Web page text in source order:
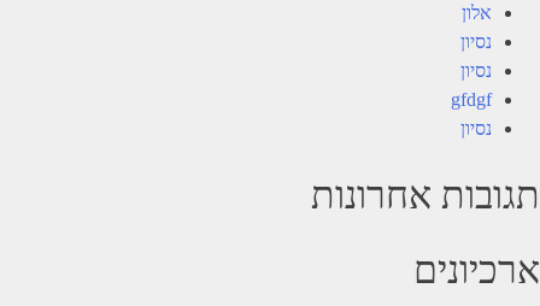
אלון
נסיון
נסיון
gfdgf
נסיון
תגובות אחרונות
ארכיונים